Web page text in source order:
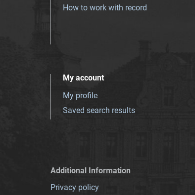
How to work with record
My account
My profile
Saved search results
Additional Information
Privacy policy